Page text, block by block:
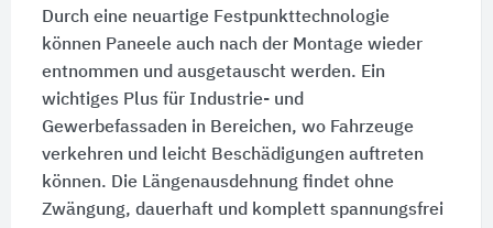
Durch eine neuartige Festpunkttechnologie
können Paneele auch nach der Montage wieder
entnommen und ausgetauscht werden. Ein
wichtiges Plus für Industrie- und
Gewerbefassaden in Bereichen, wo Fahrzeuge
verkehren und leicht Beschädigungen auftreten
können. Die Längenausdehnung findet ohne
Zwängung, dauerhaft und komplett spannungsfrei